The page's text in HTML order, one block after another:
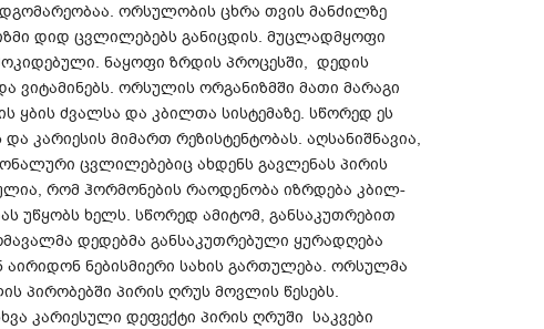
ორსულობის ცხრა თვის მანძილზე
დიდ ცვლილებებს განიცდის. მუცლადმყოფი
ნაყოფი ზრდის პროცესში, დედის
ვიტამინებს. ორსულის ორგანიზმში მათი მარაგი
ძვალსა და კბილთა სისტემაზე. სწორედ ეს
კარიესის მიმართ რეზისტენტობას. აღსანიშნავია,
ცვლილებებიც ახდენს გავლენას პირის
რომ ჰორმონების რაოდენობა იზრდება კბილ-
უწყობს ხელს. სწორედ ამიტომ, განსაკუთრებით
დედებმა განსაკუთრებული ყურადღება
ნებისმიერი სახის გართულება. ორსულმა
პირობებში პირის ღრუს მოვლის წესებს.
კარიესული დეფექტი პირის ღრუში საკვები